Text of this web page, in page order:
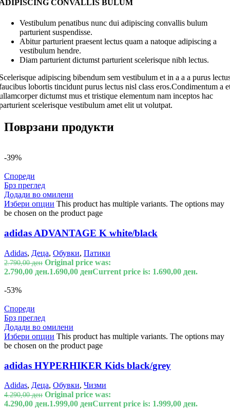
CONVALLIS BULUM
Vestibulum penatibus nunc dui adipiscing convallis bulum
parturient suspendisse.
Abitur parturient praesent lectus quam a natoque adipiscing a
vestibulum hendre.
Diam parturient dictumst parturient scelerisque nibh lectus.
adipiscing bibendum sem vestibulum et in a a a purus
lobortis tincidunt purus lectus nisl class eros.Condimentum a
dictumst mus et tristique elementum nam inceptos hac
scelerisque vestibulum amet elit ut volutpat.
Поврзани продукти
-39%
Спореди
Брз преглед
Додади во омилени
Избери опции This product has multiple variants. The options may
be chosen on the product page
adidas ADVANTAGE K white/black
Adidas, Деца, Обувки, Патики
2.790,00ден Original price was:
2.790,00 ден.1.690,00 денCurrent price is: 1.690,00 ден.
-53%
Спореди
Брз преглед
Додади во омилени
Избери опции This product has multiple variants. The options may
be chosen on the product page
adidas HYPERHIKER Kids black/grey
Adidas, Деца, Обувки, Чизми
4.290,00ден Original price was:
4.290,00 ден.1.999,00 денCurrent price is: 1.999,00 ден.